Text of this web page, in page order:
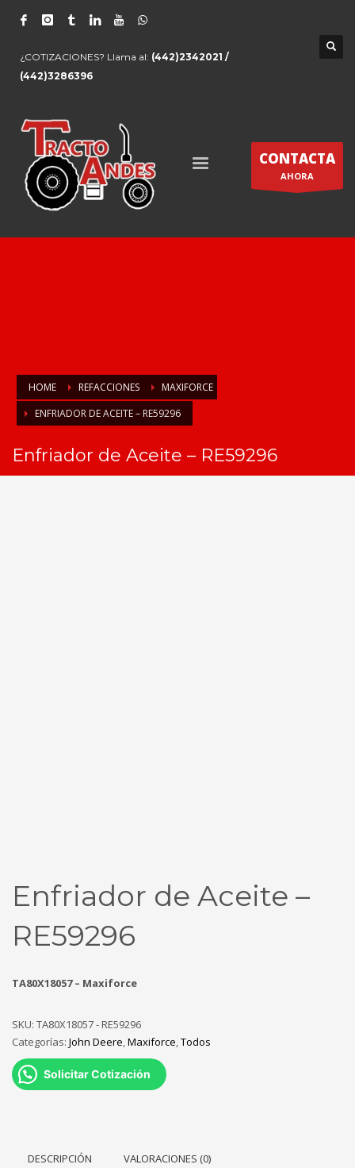
¿COTIZACIONES? Llama al: (442)2342021 /
(442)3286396
CONTACTA
AHORA
HOME REFACCIONES
MAXIFORCE
ENFRIADOR DE ACEITE – RE59296
Enfriador de Aceite – RE59296
Enfriador de Aceite –
RE59296
TA80X18057 – Maxiforce
SKU: TA80X18057 - RE59296
Categorías: John Deere,Maxiforce,Todos
Solicitar Cotización
DESCRIPCIÓN VALORACIONES (0)